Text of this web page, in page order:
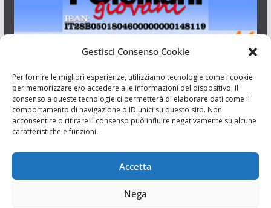
Gestisci Consenso Cookie
Per fornire le migliori esperienze, utilizziamo tecnologie come i cookie
per memorizzare e/o accedere alle informazioni del dispositivo. Il
consenso a queste tecnologie ci permetterà di elaborare dati come il
comportamento di navigazione o ID unici su questo sito. Non
acconsentire o ritirare il consenso può influire negativamente su alcune
caratteristiche e funzioni.
Accetta
Nega
Aut. del tribunale di Catania n.23/2011 del 20/09/2011 Dir.
Resp. Riccardo Orioles.
Associazione Culturale I Siciliani Giovani
via Randazzo 27 Catania